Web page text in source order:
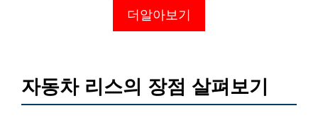
더알아보기
자동차 리스의 장점 살펴보기